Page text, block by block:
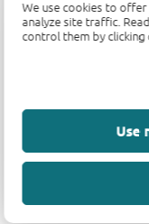
We use cookies to
analyze site traffic.
control them by clicking
Use
支持
如果您有支持方面